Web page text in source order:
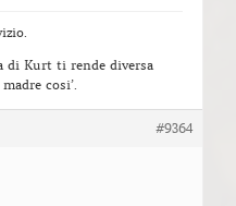
di Kurt ti rende diversa
cosi’.
#9364